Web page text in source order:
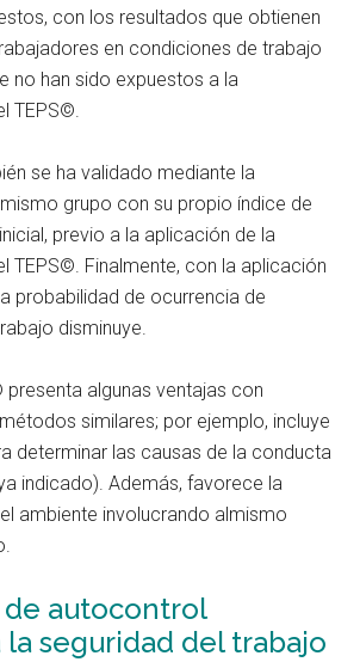
con los resultados que obtienen
en condiciones de trabajo
no han sido expuestos a la
TEPS©.
se ha validado mediante la
grupo con su propio índice de
previo a la aplicación de la
TEPS©. Finalmente, con la aplicación
probabilidad de ocurrencia de
disminuye.
presenta algunas ventajas con
similares; por ejemplo, incluye
determinar las causas de la conducta
indicado). Además, favorece la
ambiente involucrando almismo
de autocontrol
la seguridad del trabajo